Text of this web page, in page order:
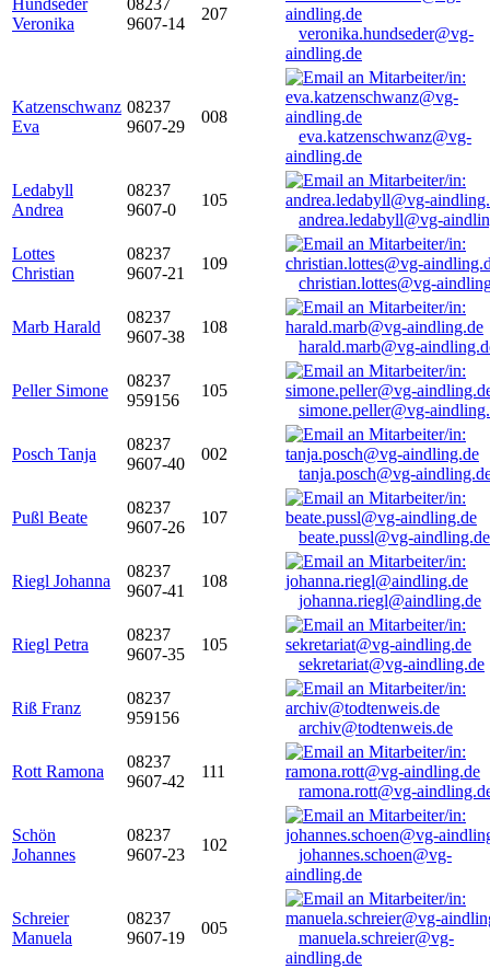
Hundseder
Veronika
08237
9607-14
207
veronika.hundseder@vg-
aindling.de
Katzenschwanz
Eva
08237
9607-29
008
eva.katzenschwanz@vg-
aindling.de
Ledabyll
Andrea
08237
9607-0
105
andrea.ledabyll@vg-
Lottes
Christian
08237
9607-21
109
christian.lottes@vg-
Marb Harald
08237
9607-38
108
harald.marb@vg-
Peller Simone
08237
959156
105
simone.peller@vg-
Posch Tanja
08237
9607-40
002
tanja.posch@vg-
Pußl Beate
08237
9607-26
107
beate.pussl@vg-aindling.de
Riegl Johanna
08237
9607-41
108
johanna.riegl@aindling.de
Riegl Petra
08237
9607-35
105
sekretariat@vg-aindling.de
Riß Franz
08237
959156
archiv@todtenweis.de
Rott Ramona
08237
9607-42
111
ramona.rott@vg-
Schön
Johannes
08237
9607-23
102
johannes.schoen@vg-
aindling.de
Schreier
Manuela
08237
9607-19
005
manuela.schreier@vg-
aindling.de